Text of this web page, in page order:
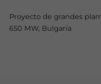
Proyecto de grandes
650 MW, Bulgaria